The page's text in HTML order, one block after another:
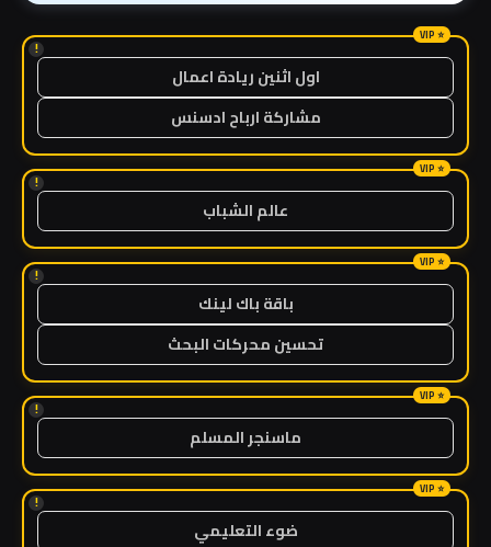
!
اول اثنين ريادة اعمال
مشاركة ارباح ادسنس
!
عالم الشباب
!
باقة باك لينك
تحسين محركات البحث
!
ماسنجر المسلم
!
ضوء التعليمي